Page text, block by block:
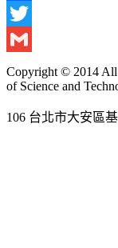
Facebook
Twitter
Gmail
Copyright © 2014 All
of Science and
106 台北市大安區